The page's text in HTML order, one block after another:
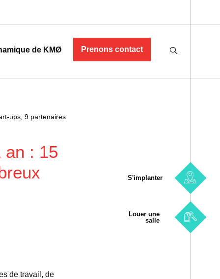
de KMØ Prenons contact
ups, 9 partenaires
an : 15
de travail, de
S'implanter
Louer une
salle